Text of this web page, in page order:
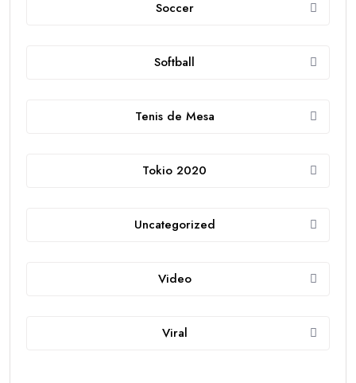
Soccer
Softball
Tenis de Mesa
Tokio 2020
Uncategorized
Video
Viral